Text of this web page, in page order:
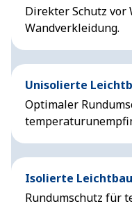
Direkter Schutz
Wandverkleidung.
Unisolierte
Optimaler
Isolierte
Rundumschutz für